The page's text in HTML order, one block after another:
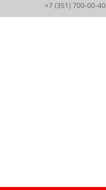
+7 (351) 700-00-40